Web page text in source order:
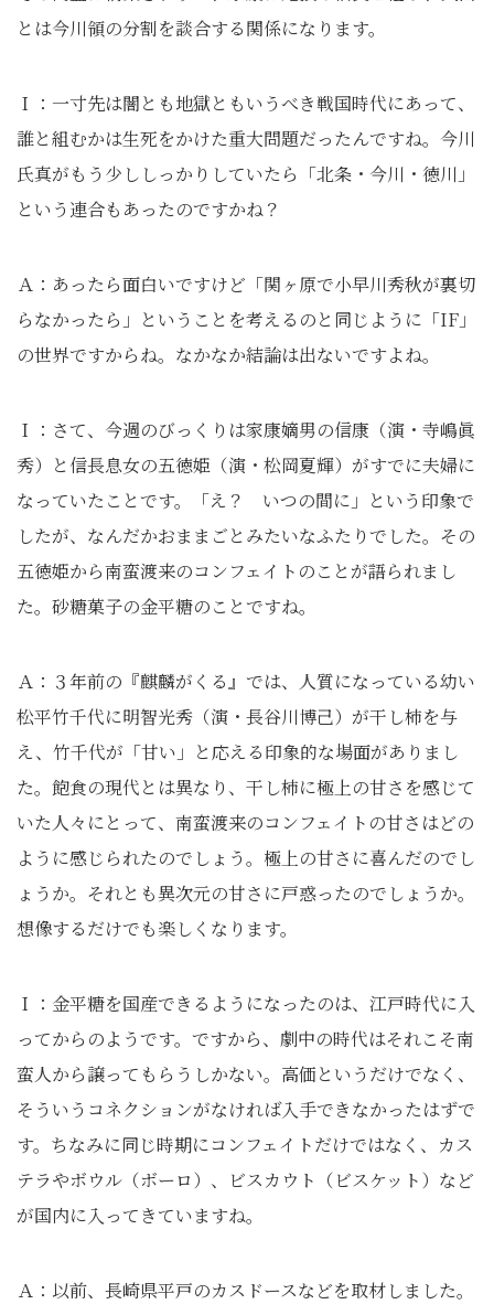
とは今川領の分割を談合する関係になります。
Ｉ：一寸先は闇とも地獄ともいうべき戦国時代にあって、
誰と組むかは生死をかけた重大問題だったんですね。今川
氏真がもう少ししっかりしていたら「北条・今川・徳川」
という連合もあったのですかね？
Ａ：あったら面白いですけど「関ヶ原で小早川秀秋が裏切
らなかったら」ということを考えるのと同じように「IF」
の世界ですからね。なかなか結論は出ないですよね。
Ｉ：さて、今週のびっくりは家康嫡男の信康（演・寺嶋眞
秀）と信長息女の五徳姫（演・松岡夏輝）がすでに夫婦に
なっていたことです。「え？ いつの間に」という印象で
したが、なんだかおままごとみたいなふたりでした。その
五徳姫から南蛮渡来のコンフェイトのことが語られまし
た。砂糖菓子の金平糖のことですね。
Ａ：３年前の『麒麟がくる』では、人質になっている幼い
松平竹千代に明智光秀（演・長谷川博己）が干し柿を与
え、竹千代が「甘い」と応える印象的な場面がありまし
た。飽食の現代とは異なり、干し柿に極上の甘さを感じて
いた人々にとって、南蛮渡来のコンフェイトの甘さはどの
ように感じられたのでしょう。極上の甘さに喜んだのでし
ょうか。それとも異次元の甘さに戸惑ったのでしょうか。
想像するだけでも楽しくなります。
Ｉ：金平糖を国産できるようになったのは、江戸時代に入
ってからのようです。ですから、劇中の時代はそれこそ南
蛮人から譲ってもらうしかない。高価というだけでなく、
そういうコネクションがなければ入手できなかったはずで
す。ちなみに同じ時期にコンフェイトだけではなく、カス
テラやボウル（ボーロ）、ビスカウト（ビスケット）など
が国内に入ってきていますね。
Ａ：以前、長崎県平戸のカスドースなどを取材しました。